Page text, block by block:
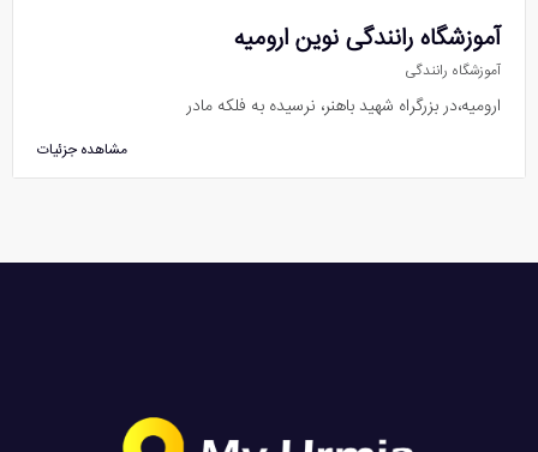
آموزشگاه رانندگی نوین ارومیه
آموزشگاه رانندگی
ارومیه،در بزرگراه شهید باهنر، نرسیده به فلکه مادر
مشاهده جزئیات